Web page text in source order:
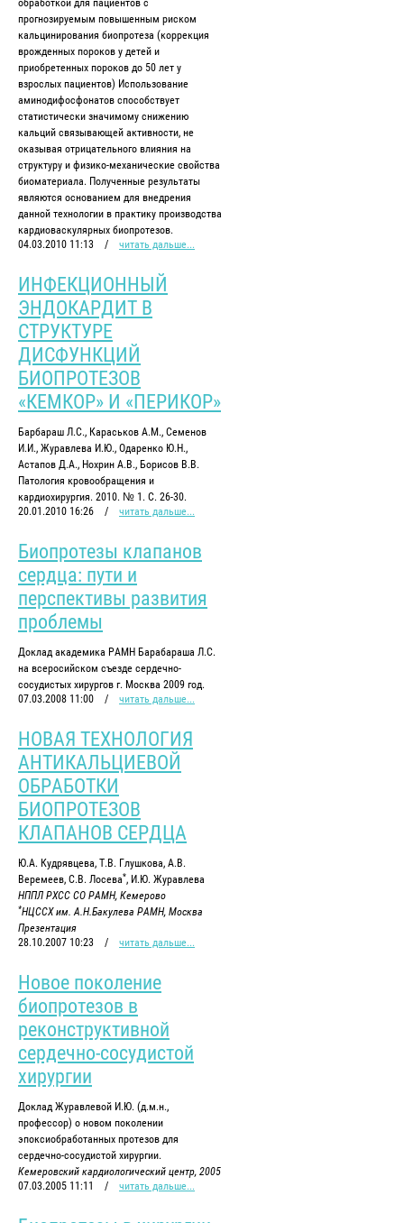
обработкой для пациентов с
прогнозируемым повышенным риском
кальцинирования биопротеза (коррекция
врожденных пороков у детей и
приобретенных пороков до 50 лет у
взрослых пациентов) Использование
аминодифосфонатов способствует
статистически значимому снижению
кальций связывающей активности, не
оказывая отрицательного влияния на
структуру и физико-механические свойства
биоматериала. Полученные результаты
являются основанием для внедрения
данной технологии в практику производства
кардиоваскулярных биопротезов.
04.03.2010 11:13
/ читать дальше...
ИНФЕКЦИОННЫЙ
ЭНДОКАРДИТ В
СТРУКТУРЕ
ДИСФУНКЦИЙ
БИОПРОТЕЗОВ
«КЕМКОР» И «ПЕРИКОР»
Барбараш Л.С., Караськов А.М., Семенов
И.И., Журавлева И.Ю., Одаренко Ю.Н.,
Астапов Д.А., Нохрин А.В., Борисов В.В.
Патология кровообращения и
кардиохирургия. 2010. № 1. С. 26-30.
20.01.2010 16:26
/ читать дальше...
Биопротезы клапанов
сердца: пути и
перспективы развития
проблемы
Доклад академика РАМН Барабараша Л.С.
на всеросийском съезде сердечно-
сосудистых хирургов г. Москва 2009 год.
07.03.2008 11:00
/ читать дальше...
НОВАЯ ТЕХНОЛОГИЯ
АНТИКАЛЬЦИЕВОЙ
ОБРАБОТКИ
БИОПРОТЕЗОВ
КЛАПАНОВ СЕРДЦА
Ю.А. Кудрявцева, Т.В. Глушкова, А.В.
Веремеев, С.В. Лосева*, И.Ю. Журавлева
НППЛ РХСС СО РАМН, Кемерово
*НЦССХ им. А.Н.Бакулева РАМН, Москва
Презентация
28.10.2007 10:23
/ читать дальше...
Новое поколение
биопротезов в
реконструктивной
сердечно-сосудистой
хирургии
Доклад Журавлевой И.Ю. (д.м.н.,
профессор) о новом поколении
эпоксиобработанных протезов для
сердечно-сосудистой хирургии.
Кемеровский кардиологический центр, 2005
07.03.2005 11:11
/ читать дальше...